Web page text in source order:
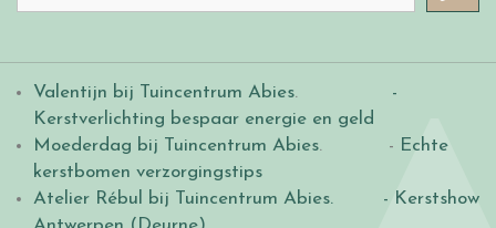
Valentijn bij Tuincentrum Abies.
-
Kerstverlichting bespaar energie en geld
Moederdag bij Tuincentrum Abies. - Echte
kerstbomen verzorgingstips
Atelier Rébul bij Tuincentrum Abies.
- Kerstshow